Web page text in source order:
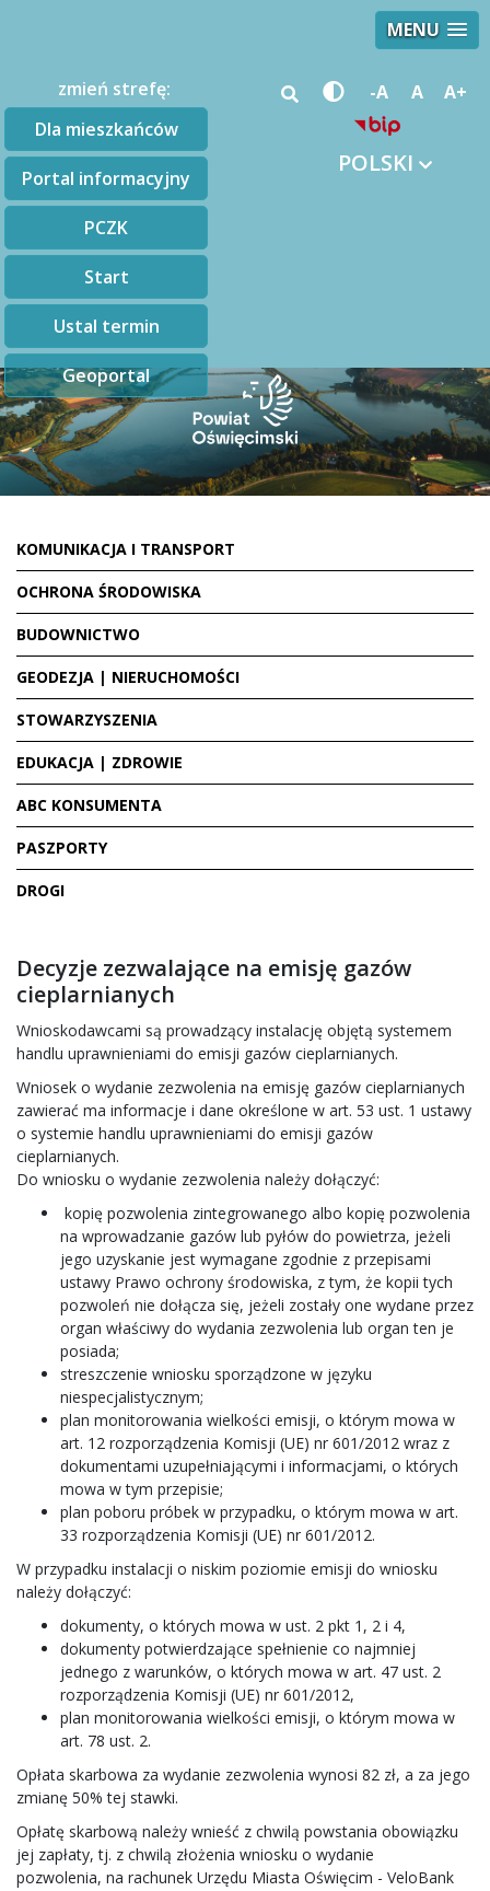
MENU
zmień strefę:
Dla mieszkańców
Portal informacyjny
PCZK
Start
Ustal termin
Geoportal
-A A A+
POLSKI
KOMUNIKACJA I TRANSPORT
OCHRONA ŚRODOWISKA
BUDOWNICTWO
GEODEZJA | NIERUCHOMOŚCI
STOWARZYSZENIA
EDUKACJA | ZDROWIE
ABC KONSUMENTA
PASZPORTY
DROGI
Decyzje zezwalające na emisję gazów
cieplarnianych
Wnioskodawcami są prowadzący instalację objętą systemem
handlu uprawnieniami do emisji gazów cieplarnianych.
Wniosek o wydanie zezwolenia na emisję gazów cieplarnianych
zawierać ma informacje i dane określone w art. 53 ust. 1 ustawy
o systemie handlu uprawnieniami do emisji gazów
cieplarnianych.
Do wniosku o wydanie zezwolenia należy dołączyć:
kopię pozwolenia zintegrowanego albo kopię pozwolenia
na wprowadzanie gazów lub pyłów do powietrza, jeżeli
jego uzyskanie jest wymagane zgodnie z przepisami
ustawy Prawo ochrony środowiska, z tym, że kopii tych
pozwoleń nie dołącza się, jeżeli zostały one wydane przez
organ właściwy do wydania zezwolenia lub organ ten je
posiada;
streszczenie wniosku sporządzone w języku
niespecjalistycznym;
plan monitorowania wielkości emisji, o którym mowa w
art. 12 rozporządzenia Komisji (UE) nr 601/2012 wraz z
dokumentami uzupełniającymi i informacjami, o których
mowa w tym przepisie;
plan poboru próbek w przypadku, o którym mowa w art.
33 rozporządzenia Komisji (UE) nr 601/2012.
W przypadku instalacji o niskim poziomie emisji do wniosku
należy dołączyć:
dokumenty, o których mowa w ust. 2 pkt 1, 2 i 4,
dokumenty potwierdzające spełnienie co najmniej
jednego z warunków, o których mowa w art. 47 ust. 2
rozporządzenia Komisji (UE) nr 601/2012,
plan monitorowania wielkości emisji, o którym mowa w
art. 78 ust. 2.
Opłata skarbowa za wydanie zezwolenia wynosi 82 zł, a za jego
zmianę 50% tej stawki.
Opłatę skarbową należy wnieść z chwilą powstania obowiązku
jej zapłaty, tj. z chwilą złożenia wniosku o wydanie
pozwolenia, na rachunek Urzędu Miasta Oświęcim - VeloBank